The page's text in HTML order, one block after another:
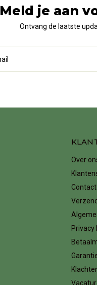
Meld je aan
Ontvang de laatste
Over
Contact
Privacy